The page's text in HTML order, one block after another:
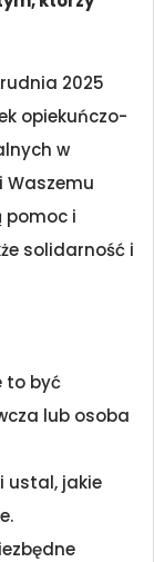
2025
opiekuńczo-
w
Waszemu
pomoc i
solidarność i
to być
lub osoba
i ustal, jakie